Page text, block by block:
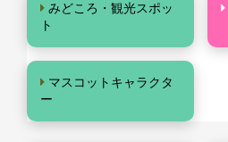
みどころ・観光スポッ
ト
マスコットキャラクタ
ー